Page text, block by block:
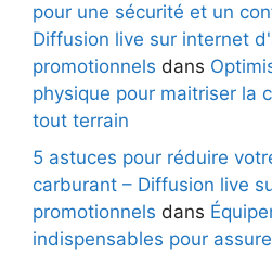
pour une sécurité et un
Diffusion live sur internet
promotionnels dans
physique pour maitriser la
tout terrain
5 astuces pour réduire
carburant – Diffusion live
promotionnels dans
indispensables pour